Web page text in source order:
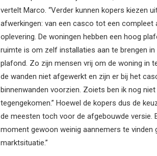
vertelt Marco. “Verder kunnen kopers kiezen
afwerkingen: van een casco tot een compleet
oplevering. De woningen hebben een hoog
ruimte is om zelf installaties aan te brengen in
plafond. Zo zijn mensen vrij om de woning in
de wanden niet afgewerkt en zijn er bij het
binnenwanden voorzien. Zoiets ben ik nog
tegengekomen.” Hoewel de kopers dus de
de meesten toch voor de afgebouwde versie.
moment gewoon weinig aannemers te vinden
marktsituatie.”